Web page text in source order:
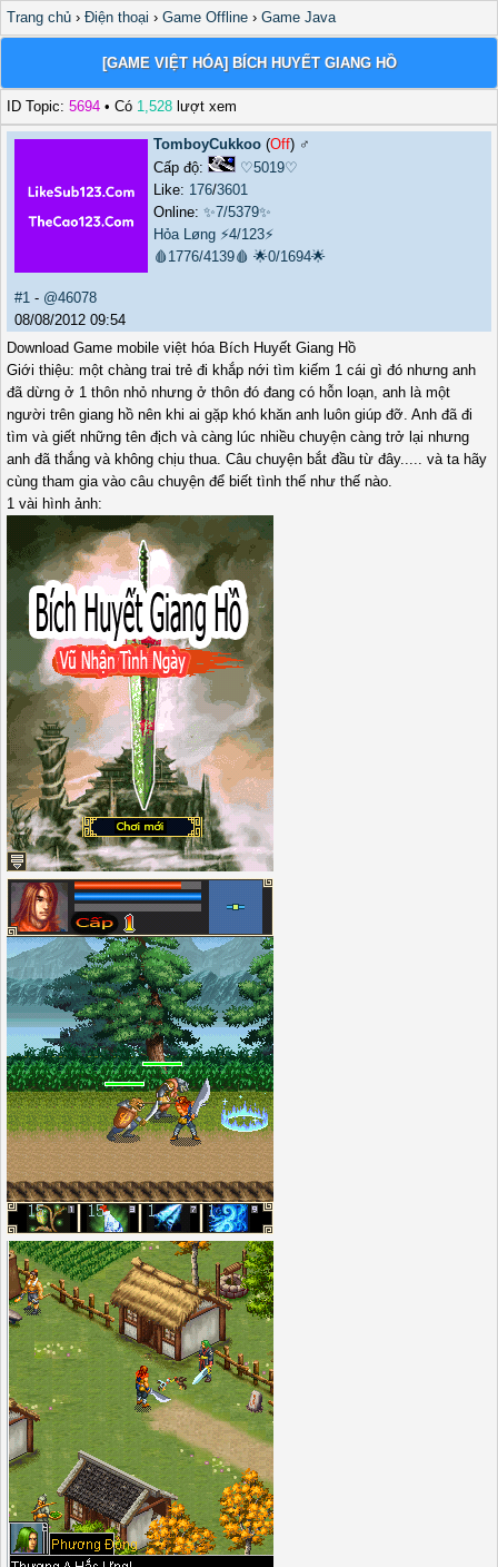
Trang chủ › Điện thoại › Game Offline › Game Java
[GAME VIỆT HÓA] BÍCH HUYẾT GIANG HỒ
ID Topic: 5694 • Có 1,528 lượt xem
TomboyCukkoo (Off) ♂️
Cấp độ:
♡5019♡
Like: 176/3601
Online: ✨7/5379✨
Hỏa Løng ⚡4/123⚡
🩸1776/4139🩸 🌟0/1694🌟
#1 - @46078
08/08/2012 09:54
Download Game mobile việt hóa Bích Huyết Giang Hồ
Giới thiệu: một chàng trai trẻ đi khắp nới tìm kiếm 1 cái gì đó nhưng anh
đã dừng ở 1 thôn nhỏ nhưng ở thôn đó đang có hỗn loạn, anh là một
người trên giang hồ nên khi ai gặp khó khăn anh luôn giúp đỡ. Anh đã đi
tìm và giết những tên địch và càng lúc nhiều chuyện càng trở lại nhưng
anh đã thắng và không chịu thua. Câu chuyện bắt đầu từ đây..... và ta hãy
cùng tham gia vào câu chuyện để biết tình thế như thế nào.
1 vài hình ảnh: